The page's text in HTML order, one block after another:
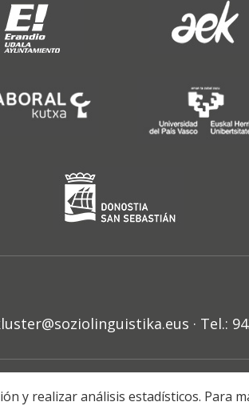
· Tel.:
y realizar análisis estadísticos. Para